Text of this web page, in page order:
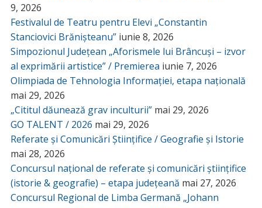
9, 2026
Festivalul de Teatru pentru Elevi „Constantin
Stanciovici Brănișteanu” iunie 8, 2026
Simpozionul Județean „Aforismele lui Brâncuși – izvor
al exprimării artistice” / Premierea iunie 7, 2026
Olimpiada de Tehnologia Informației, etapa națională
mai 29, 2026
„Cititul dăunează grav inculturii” mai 29, 2026
GO TALENT / 2026 mai 29, 2026
Referate și Comunicări Științifice / Geografie și Istorie
mai 28, 2026
Concursul național de referate și comunicări științifice
(istorie & geografie) – etapa județeană mai 27, 2026
Concursul Regional de Limba Germană „Johann